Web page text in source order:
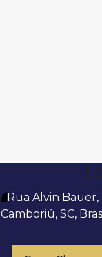
Rua Alvin Bauer,
Camboriú, SC,